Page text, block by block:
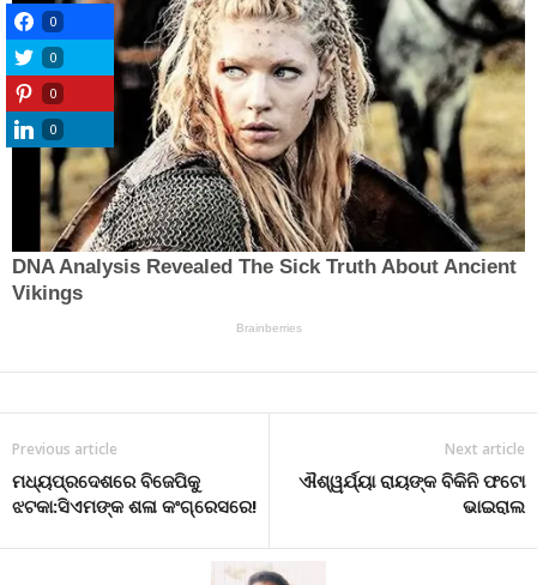
Previous article
ମଧ୍ୟପ୍ରଦେଶରେ ବିଜେପିକୁ
ଝଟକା:ସିଏମଙ୍କ ଶଳା କଂଗ୍ରେସରେ!
Next article
ଐଶ୍ୱର୍ଯ୍ୟା ରାୟଙ୍କ ବିକିନି ଫଟୋ
ଭାଇରାଲ
0
0
0
0